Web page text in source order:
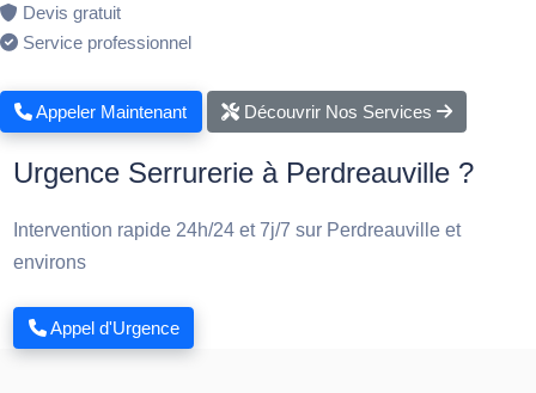
Devis gratuit
Service professionnel
Appeler Maintenant Découvrir Nos Services
Urgence Serrurerie à Perdreauville ?
Intervention rapide 24h/24 et 7j/7 sur Perdreauville et
environs
Appel d'Urgence